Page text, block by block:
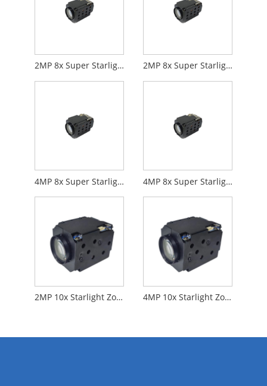
2MP 8x Super Starlight Zoom Camera HDMI+netwerk 2MP 8x Super Starlight Zoom Camera Digital+Network
4MP 8x Super Starlight Zoom Camera HDMI+Network 4MP 8x Super Starlight Zoom Camera Digital+Network
2MP 10x Starlight Zoom Camera Digital 4MP 10x Starlight Zoom Camera Digital